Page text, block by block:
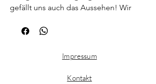
gefällt uns auch das Aussehen! Wir
und nur die Rückenlehnen original
passend dunkel neu bezogen.
Impressum
Kontakt